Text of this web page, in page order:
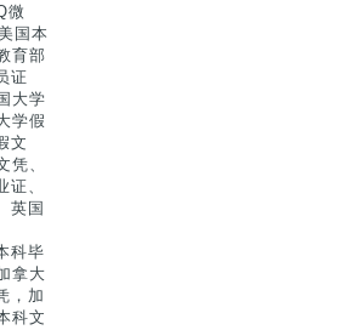
微
国本
育部
证
大学
学假
文
凭、
、
英国
科毕
拿大
，加
科文